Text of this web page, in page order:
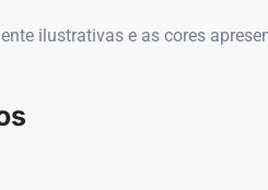
ilustrativas e as cores